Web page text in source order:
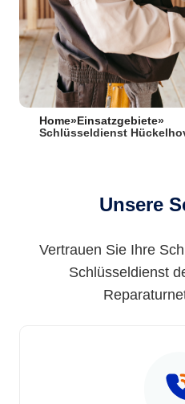
Home» Einsatzgebiete»
Schlüsseldienst
Unsere
Vertrauen Sie Ihre
Schlüsseldienst